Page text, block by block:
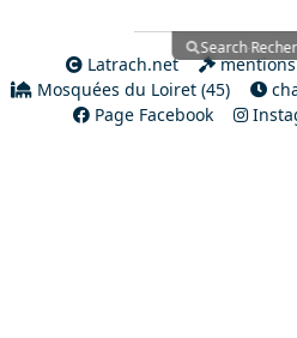
Search·
Latrach.net
Mosquées du Loiret (45)
Page Facebook